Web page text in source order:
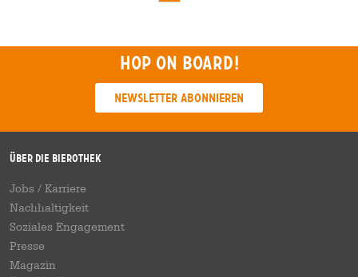
Hop on board!
Newsletter abonnieren
Über die Bierothek
Jobs / Karriere
Nachhaltigkeit
Soziales Engagement
Presse
Magazin